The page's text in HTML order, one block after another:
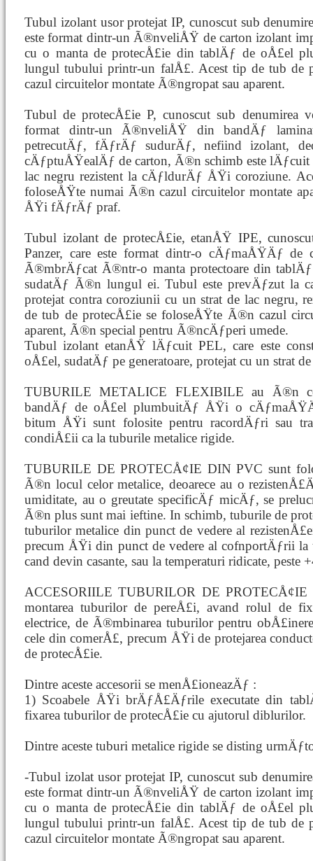
Tubul izolant usor protejat IP, cunoscut sub
este format dintr-un Ã®nveliÅŸ de carton izolant
cu o manta de protecÅ£ie din tablÄƒ de oÅ£el
lungul tubului printr-un falÅ£. Acest tip de tub de
cazul circuitelor montate Ã®ngropat sau aparent.
Tubul de protecÅ£ie P, cunoscut sub denumirea
format dintr-un Ã®nveliÅŸ din bandÄƒ
petrecutÄƒ, fÄƒrÄƒ sudurÄƒ, nefiind izolant,
cÄƒptuÅŸealÄƒ de carton, Ã®n schimb este
lac negru rezistent la cÄƒldurÄƒ ÅŸi coroziune.
foloseÅŸte numai Ã®n cazul circuitelor montate
ÅŸi fÄƒrÄƒ praf.
Tubul izolant de protecÅ£ie, etanÅŸ IPE,
Panzer, care este format dintr-o cÄƒmaÅŸÄƒ de
Ã®mbrÄƒcat Ã®ntr-o manta protectoare din
sudatÄƒ Ã®n lungul ei. Tubul este prevÄƒzut la
protejat contra coroziunii cu un strat de lac negru,
de tub de protecÅ£ie se foloseÅŸte Ã®n cazul
aparent, Ã®n special pentru Ã®ncÄƒperi umede.
Tubul izolant etanÅŸ lÄƒcuit PEL, care este
oÅ£el, sudatÄƒ pe generatoare, protejat cu un strat
TUBURILE METALICE FLEXIBILE au Ã®n
bandÄƒ de oÅ£el plumbuitÄƒ ÅŸi o
bitum ÅŸi sunt folosite pentru racordÄƒri sau
condiÅ£ii ca la tuburile metalice rigide.
TUBURILE DE PROTECÅ¢IE DIN PVC sunt
Ã®n locul celor metalice, deoarece au o
umiditate, au o greutate specificÄƒ micÄƒ, se
Ã®n plus sunt mai ieftine. In schimb, tuburile de
tuburilor metalice din punct de vedere al
precum ÅŸi din punct de vedere al cofnportÄƒrii la
cand devin casante, sau la temperaturi ridicate, peste
ACCESORIILE TUBURILOR DE PROTECÅ¢IE
montarea tuburilor de pereÅ£i, avand rolul de
electrice, de Ã®mbinarea tuburilor pentru
cele din comerÅ£, precum ÅŸi de protejarea
de protecÅ£ie.
Dintre aceste accesorii se menÅ£ioneazÄƒ :
1) Scoabele ÅŸi brÄƒÅ£Äƒrile executate din
fixarea tuburilor de protecÅ£ie cu ajutorul diblurilor.
Dintre aceste tuburi metalice rigide se disting
-Tubul izolat usor protejat IP, cunoscut sub
este format dintr-un Ã®nveliÅŸ de carton izolant
cu o manta de protecÅ£ie din tablÄƒ de oÅ£el
lungul tubului printr-un falÅ£. Acest tip de tub de
cazul circuitelor montate Ã®ngropat sau aparent.